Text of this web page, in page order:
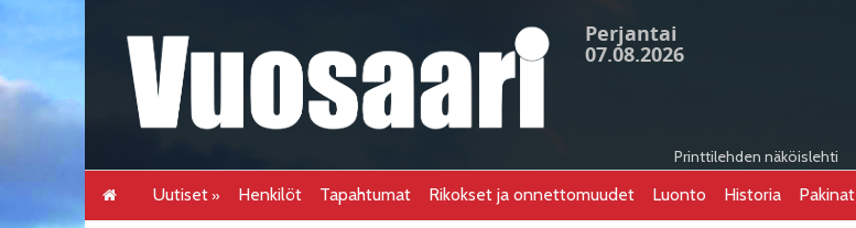
Perjantai
07.08.2026
Printtilehden näköislehti
Uutiset Henkilöt Tapahtumat Rikokset ja onnettomuudet Luonto Historia Pakinat